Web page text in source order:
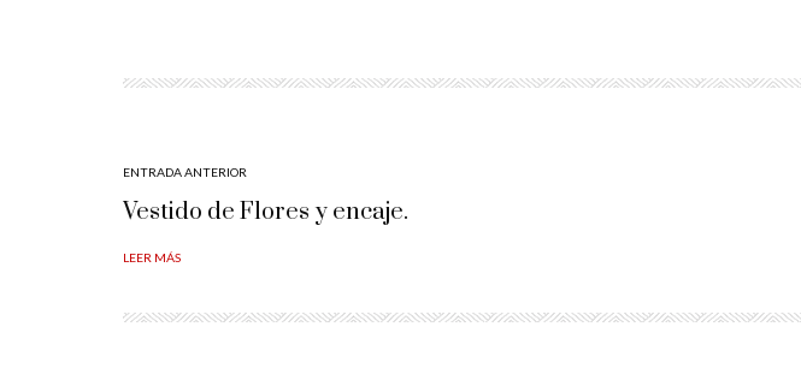
ENTRADA ANTERIOR
Vestido de Flores y encaje.
LEER MÁS